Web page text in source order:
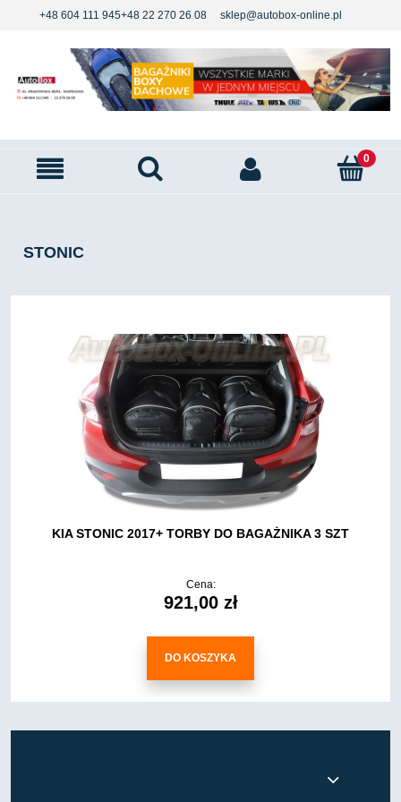
+48 604 111 945+48 22 270 26 08 sklep@autobox-online.pl
STONIC
KIA STONIC 2017+ TORBY DO BAGAŻNIKA 3 SZT
Cena:
921,00 zł
DO KOSZYKA